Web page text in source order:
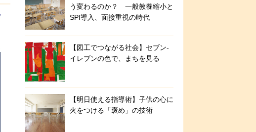
う変わるのか？ 一般教養縮小と
SPI導入、面接重視の時代
【図工でつながる社会】セブン‐
イレブンの色で、まちを見る
【明日使える指導術】子供の心に
火をつける「褒め」の技術